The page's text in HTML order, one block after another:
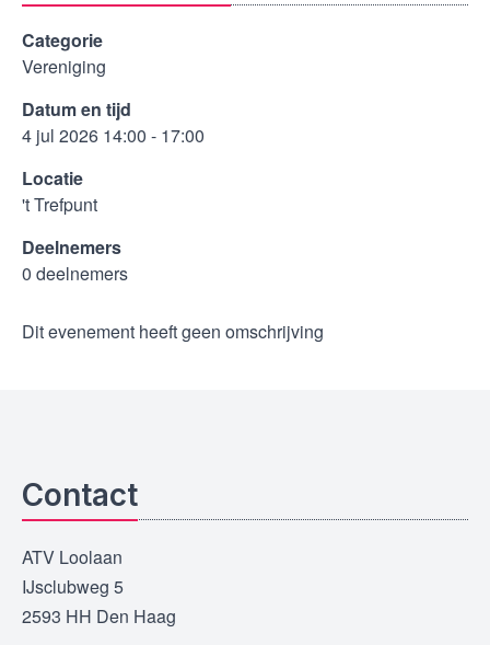
Categorie
Vereniging
Datum en tijd
4 jul 2026 14:00 - 17:00
Locatie
't Trefpunt
Deelnemers
0 deelnemers
Dit evenement heeft geen omschrijving
Contact
ATV Loolaan
IJsclubweg 5
2593 HH Den Haag